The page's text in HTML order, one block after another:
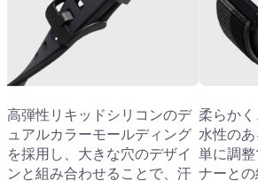
高弾性リキッドシリコンのデ
ュアルカラーモールディング
を採用し、大きな穴のデザイ
ンと組み合わせることで、汗
柔らか
水性の
単に調
ナーとの